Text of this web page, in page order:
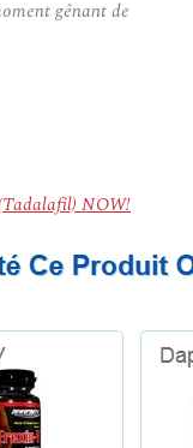
gênant de
NOW!